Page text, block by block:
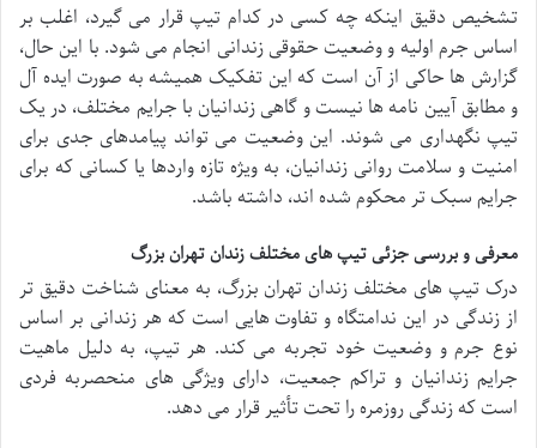
تشخیص دقیق اینکه چه کسی در کدام تیپ قرار می گیرد، اغلب بر
اساس جرم اولیه و وضعیت حقوقی زندانی انجام می شود. با این حال،
گزارش ها حاکی از آن است که این تفکیک همیشه به صورت ایده آل
و مطابق آیین نامه ها نیست و گاهی زندانیان با جرایم مختلف، در یک
تیپ نگهداری می شوند. این وضعیت می تواند پیامدهای جدی برای
امنیت و سلامت روانی زندانیان، به ویژه تازه واردها یا کسانی که برای
جرایم سبک تر محکوم شده اند، داشته باشد.
معرفی و بررسی جزئی تیپ های مختلف زندان تهران بزرگ
درک تیپ های مختلف زندان تهران بزرگ، به معنای شناخت دقیق تر
از زندگی در این ندامتگاه و تفاوت هایی است که هر زندانی بر اساس
نوع جرم و وضعیت خود تجربه می کند. هر تیپ، به دلیل ماهیت
جرایم زندانیان و تراکم جمعیت، دارای ویژگی های منحصربه فردی
است که زندگی روزمره را تحت تأثیر قرار می دهد.